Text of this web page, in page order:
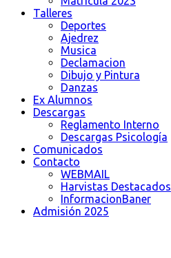
Talleres
Deportes
Ajedrez
Musica
Declamacion
Dibujo y Pintura
Danzas
Ex Alumnos
Descargas
Reglamento Interno
Descargas Psicología
Comunicados
Contacto
WEBMAIL
Harvistas Destacados
InformacionBaner
Admisión 2025